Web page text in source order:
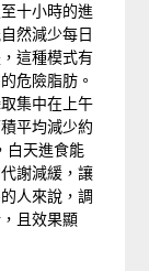
十小時的進
然減少每日
這種模式有
危險脂肪。
集中在上午
平均減少約
白天進食能
謝減緩，讓
人來說，調
且效果顯